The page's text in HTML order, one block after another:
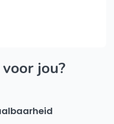
jou?